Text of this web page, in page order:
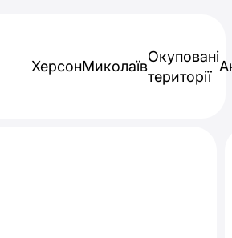
ХерсонМиколаїв
Окуповані
території